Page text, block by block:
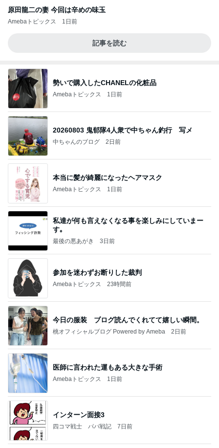
原田龍二の妻 今回は辛めの味玉
Amebaトピックス 1日前
記事を読む
勢いで購入したCHANELの化粧品
Amebaトピックス 1日前
20260803 鬼郁隊4人衆で中ちゃん釣行 写メ
中ちゃんのブログ 2日前
本当に髪が綺麗になったヘアマスク
Amebaトピックス 1日前
私達が何も言えなくなる事を楽しみにしていまー
す｡
最後の悪あがき 3日前
参加を迷わずお断りした裁判
Amebaトピックス 23時間前
今日の服装 ブログ読んでくれてて嬉しい瞬間。
桃オフィシャルブログ Powered by Ameba 2日前
医師に言われた運もある大きな手術
Amebaトピックス 1日前
インターン面接3
四コマ戦士 パパ戦記 7日前